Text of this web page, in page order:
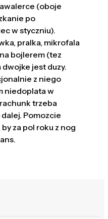
(oboje
po
w styczniu).
pralka, mikrofala
bojlerem (tez
dwojke jest duzy.
z niego
niedoplata w
trzeba
Pomozcie
za pol roku z nog